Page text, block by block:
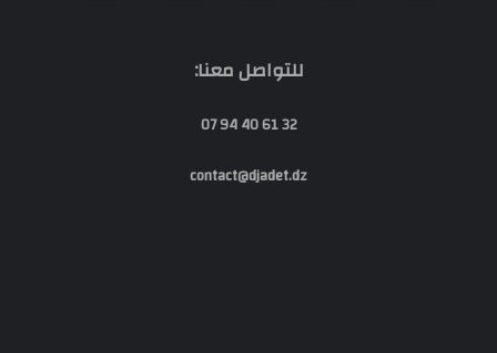
للتواصل معنا:
32 61 40 94 07
contact@djadet.dz